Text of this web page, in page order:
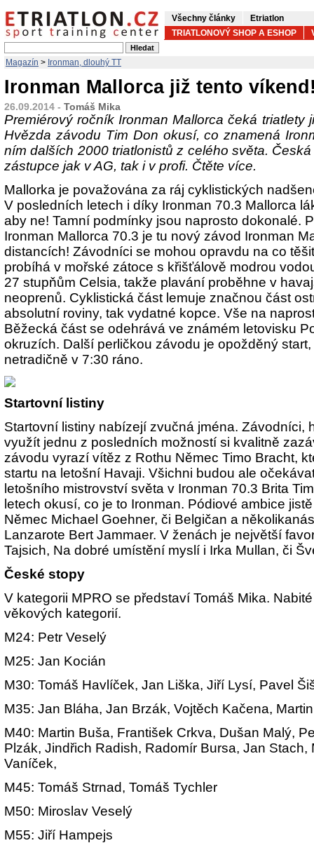
Všechny články
Etriatlon
TRIATLONOVÝ SHOP A ESHOP
Magazín > Ironman, dlouhý TT
Ironman Mallorca již tento
26.09.2014 - Tomáš Mika
Premiérový ročník Ironman Mallorca čeká triatlety
Hvězda závodu Tim Don okusí, co znamená
ním dalších 2000 triatlonistů z celého světa.
zástupce jak v AG, tak i v profi. Čtěte více.
Mallorka je považována za ráj cyklistických
V posledních letech i díky Ironman 70.3 Mallorca
aby ne! Tamní podmínky jsou naprosto dokonalé.
Ironman Mallorca 70.3 je tu nový závod Ironman
distancích! Závodníci se mohou opravdu na co
probíhá v mořské zátoce s křišťálově modrou
27 stupňům Celsia, takže plavání proběhne v
neoprenů. Cyklistická část lemuje značnou část
absolutní roviny, tak vydatné kopce. Vše na
Běžecká část se odehrává ve známém letovisku
okruzích. Další perličkou závodu je opožděný
netradičně v 7:30 ráno.
Startovní listiny
Startovní listiny nabízejí zvučná jména. Závodníci,
využít jednu z posledních možností si kvalitně
závodu vyrazí vítěz z Rothu Němec Timo Bracht,
startu na letošní Havaji. Všichni budou ale
letošního mistrovství světa v Ironman 70.3 Brita
letech okusí, co je to Ironman. Pódiové ambice
Němec Michael Goehner, či Belgičan a
Lanzarote Bert Jammaer. V ženách je největší
Tajsich, Na dobré umístění myslí i Irka Mullan, či
České stopy
V kategorii MPRO se představí Tomáš Mika.
věkových kategorií.
M24: Petr Veselý
M25: Jan Kocián
M30: Tomáš Havlíček, Jan Liška, Jiří Lysí, Pavel
M35: Jan Bláha, Jan Brzák, Vojtěch Kačena,
M40: Martin Buša, František Crkva, Dušan Malý,
Plzák, Jindřich Radish, Radomír Bursa, Jan Stach,
Vaníček,
M45: Tomáš Strnad, Tomáš Tychler
M50: Miroslav Veselý
M55: Jiří Hampejs